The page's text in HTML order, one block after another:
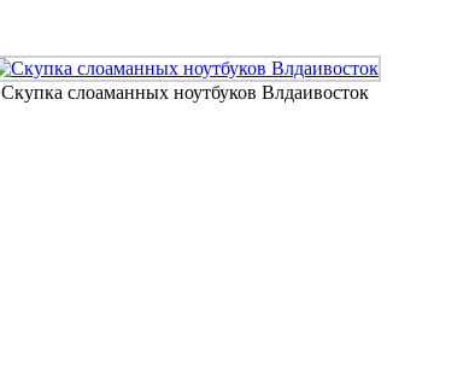
Скупка слоаманных ноутбуков Влдаивосток